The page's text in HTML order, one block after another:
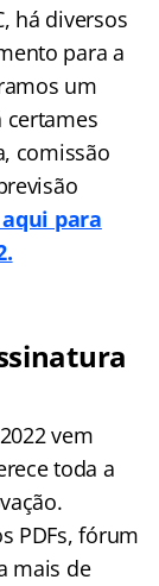
há diversos
para a
um
certames
comissão
para
vem
toda a
PDFs, fórum
mais de